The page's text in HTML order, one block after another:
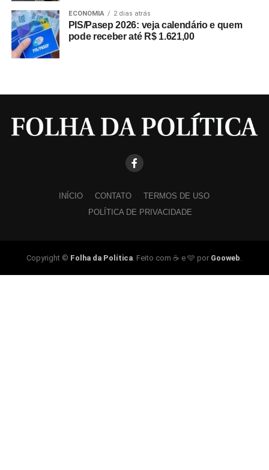
ECONOMIA 2 dias atrás
PIS/Pasep 2026: veja calendário e quem
pode receber até R$ 1.621,00
INÍCIO CONTATO
TERMOS DE USO
POLÍTICA DE PRIVACIDADE
Copyright © Folha da Política . Feito com ☕ e 🩵 por Gooweb